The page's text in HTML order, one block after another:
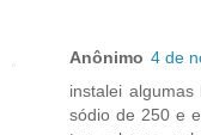
Anônimo 4 de
instalei
sódio de 250 e